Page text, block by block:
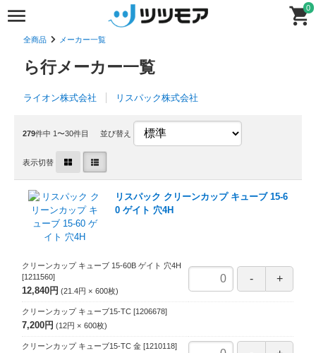
0
全商品 メーカー一覧
ら行メーカー一覧
ライオン株式会社 リスパック株式会社
279件中 1〜30件目 並び替え
表示切替
リスパック クリーンカップ キューブ 15-6
0 ゲイト 穴4H
クリーンカップ キューブ 15-60B ゲイト 穴4H
[1211560]
12,840円 21.4円 600枚
クリーンカップ キューブ15-TC [1206678]
7,200円 12円 600枚
クリーンカップ キューブ15-TC 金 [1210118]